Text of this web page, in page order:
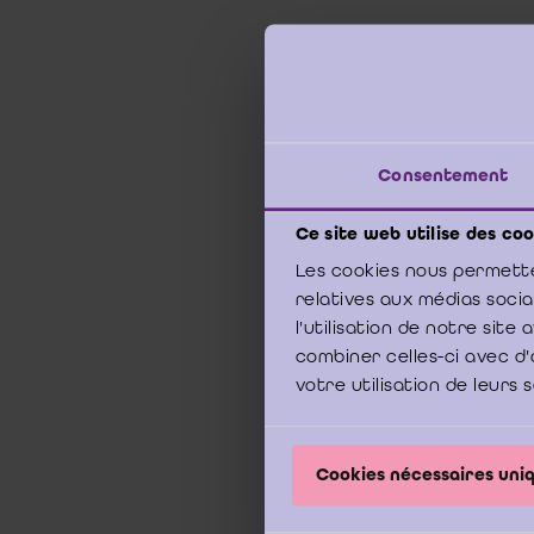
Consentement
Ce site web utilise des
Les cookies nous
relatives aux médias
l'utilisation de notre site
combiner celles-ci avec
votre utilisation de leurs
Cookies nécessaires
Les
sur la